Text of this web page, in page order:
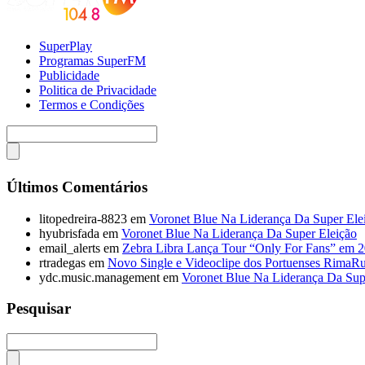
SuperPlay
Programas SuperFM
Publicidade
Politica de Privacidade
Termos e Condições
Últimos Comentários
litopedreira-8823 em Voronet Blue Na Liderança Da Super
hyubrisfada em Voronet Blue Na Liderança Da Super Eleição
email_alerts em Zebra Libra Lança Tour “Only For Fans” em
rtradegas em Novo Single e Videoclipe dos Portuenses
ydc.music.management em Voronet Blue Na Liderança Da
Pesquisar